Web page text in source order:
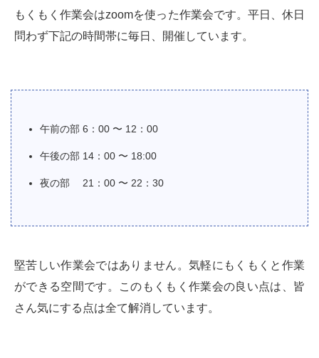
もくもく作業会はzoomを使った作業会です。平日、休日
問わず下記の時間帯に毎日、開催しています。
午前の部 6：00 〜 12：00
午後の部 14：00 〜 18:00
夜の部 21：00 〜 22：30
堅苦しい作業会ではありません。気軽にもくもくと作業
ができる空間です。このもくもく作業会の良い点は、皆
さん気にする点は全て解消しています。